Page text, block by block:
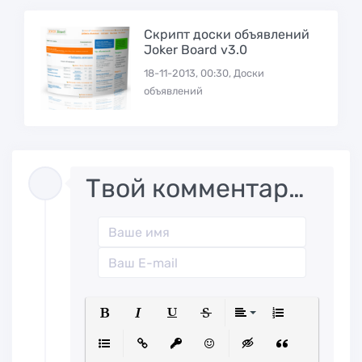
Скрипт доски объявлений
Joker Board v3.0
18-11-2013, 00:30, Доски
объявлений
Твой комментарий..